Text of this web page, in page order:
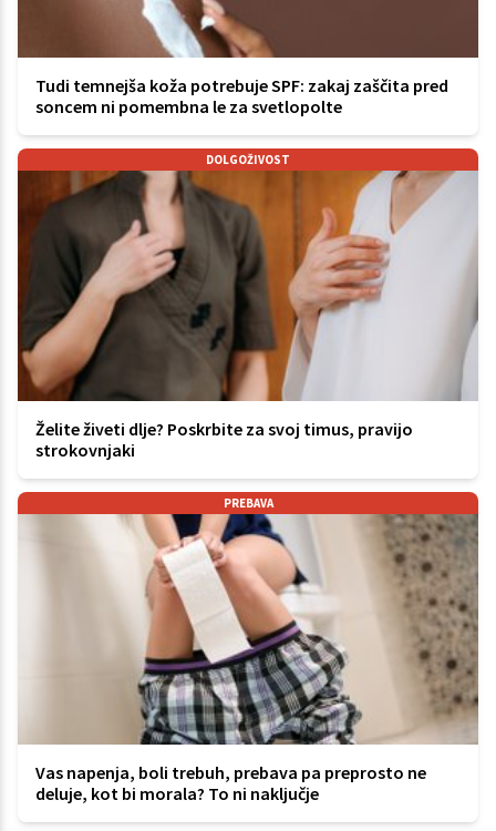
Tudi temnejša koža potrebuje SPF: zakaj zaščita pred
soncem ni pomembna le za svetlopolte
DOLGOŽIVOST
Želite živeti dlje? Poskrbite za svoj timus, pravijo
strokovnjaki
PREBAVA
Vas napenja, boli trebuh, prebava pa preprosto ne
deluje, kot bi morala? To ni naključje